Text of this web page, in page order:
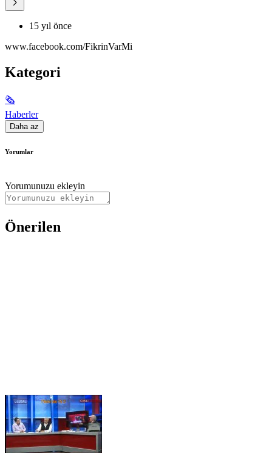
15 yıl önce
www.facebook.com/FikrinVarMi
Kategori
🗞
Haberler
Daha az
Yorumlar
Yorumunuzu ekleyin
Önerilen